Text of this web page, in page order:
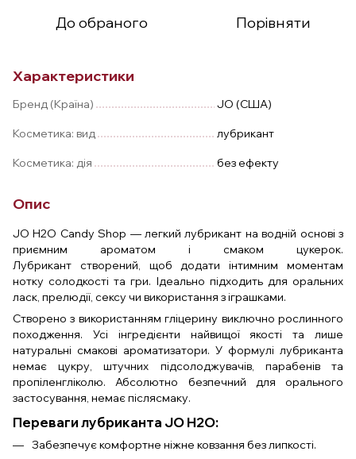
До обраного Порівняти
Характеристики
Бренд (Країна) JO (США)
Косметика: вид лубрикант
Косметика: дія без ефекту
Опис
JO H2O Candy Shop — легкий лубрикант на водній основі з
приємним ароматом і смаком цукерок.
Лубрикант створений, щоб додати інтимним моментам
нотку солодкості та гри. Ідеально підходить для оральних
ласк, прелюдії, сексу чи використання з іграшками.
Створено з використанням гліцерину виключно рослинного
походження. Усі інгредієнти найвищої якості та лише
натуральні смакові ароматизатори. У формулі лубриканта
немає цукру, штучних підсолоджувачів, парабенів та
пропіленгліколю. Абсолютно безпечний для орального
застосування, немає післясмаку.
Переваги лубриканта JO H2O:
Забезпечує комфортне ніжне ковзання без липкості.